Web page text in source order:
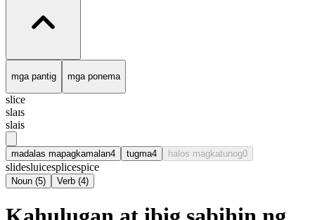
mga pantig mga ponema
slice
slaɪs
slais
madalas mapagkamalan4 tugma4 halos magkatunog0
slidesluicesplicespice
Noun (5) Verb (4)